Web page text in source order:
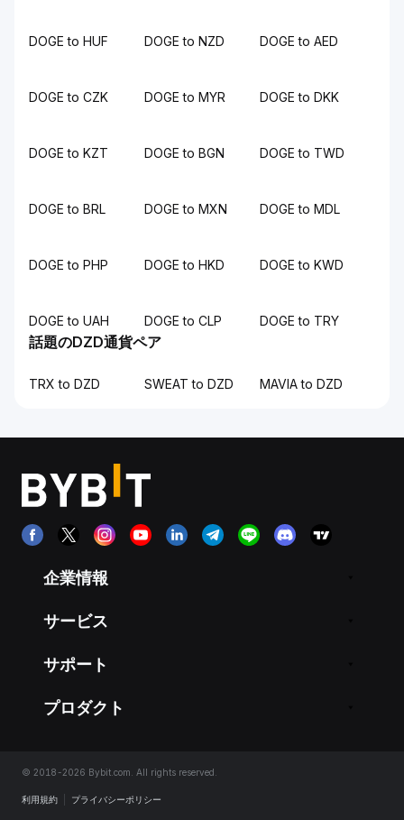
DOGE to HUF DOGE to NZD DOGE to AED
DOGE to CZK DOGE to MYR DOGE to DKK
DOGE to KZT DOGE to BGN DOGE to TWD
DOGE to BRL DOGE to MXN DOGE to MDL
DOGE to PHP DOGE to HKD DOGE to KWD
DOGE to UAH DOGE to CLP DOGE to TRY
話題のDZD通貨ペア
TRX to DZD SWEAT to DZD MAVIA to DZD
企業情報
サービス
サポート
プロダクト
© 2018-2026 Bybit.com. All rights reserved.
利用規約 プライバシーポリシー